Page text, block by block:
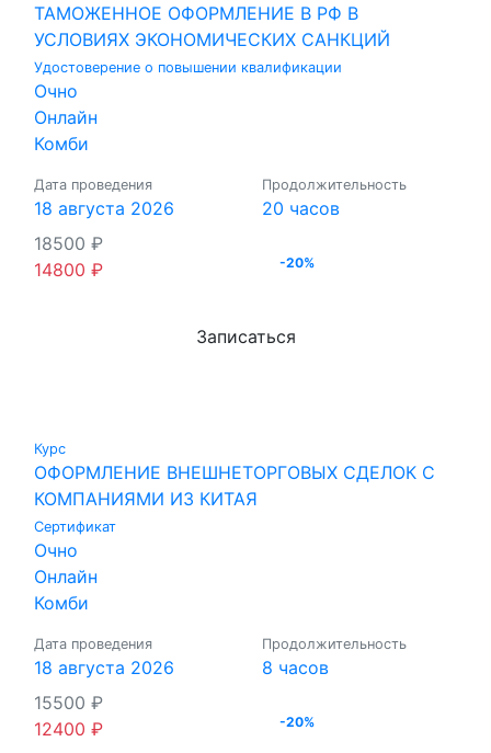
ТАМОЖЕННОЕ ОФОРМЛЕНИЕ В РФ В
УСЛОВИЯХ ЭКОНОМИЧЕСКИХ САНКЦИЙ
Удостоверение о повышении квалификации
Очно
Онлайн
Комби
Дата проведения
18 августа 2026
18500 ₽
14800 ₽
Продолжительность
20 часов
-20%
Записаться
Курс
ОФОРМЛЕНИЕ ВНЕШНЕТОРГОВЫХ СДЕЛОК С
КОМПАНИЯМИ ИЗ КИТАЯ
Сертификат
Очно
Онлайн
Комби
Дата проведения
18 августа 2026
15500 ₽
12400 ₽
Продолжительность
8 часов
-20%